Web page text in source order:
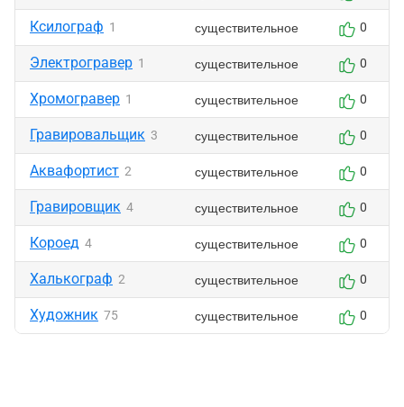
Ксилограф 1 существительное 0
Электрогравер 1 существительное 0
Хромогравер 1 существительное 0
Гравировальщик 3 существительное 0
Аквафортист 2 существительное 0
Гравировщик 4 существительное 0
Короед 4 существительное 0
Халькограф 2 существительное 0
Художник 75 существительное 0